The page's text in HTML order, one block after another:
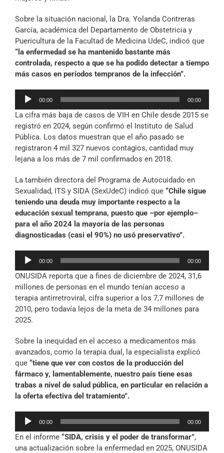
Sobre la situación nacional, la Dra. Yolanda Contreras
García, académica del Departamento de Obstetricia y
Puericultura de la Facultad de Medicina UdeC, indicó que
“la enfermedad se ha mantenido bastante más
controlada, respecto a que se ha podido detectar a tiempo
más casos en periodos tempranos de la infección”.
Reproductor
audio
00:00 00:00
La cifra más baja de casos de VIH en Chile desde 2015 se
registró en 2024, según confirmó el Instituto de Salud
Pública. Los datos muestran que el año pasado se
registraron 4 mil 327 nuevos contagios, cantidad muy
lejana a los más de 7 mil confirmados en 2018.
La también directora del Programa de Autocuidado en
Sexualidad, ITS y SIDA (SexUdeC) indicó que “Chile sigue
teniendo una deuda muy importante respecto a la
educación sexual temprana, puesto que –por ejemplo–
para el año 2024 la mayoría de las personas
diagnosticadas (casi el 90%) no usó preservativo”.
Reproductor
audio
00:00 00:00
ONUSIDA reporta que a fines de diciembre de 2024, 31,6
millones de personas en el mundo tenían acceso a
terapia antirretroviral, cifra superior a los 7,7 millones de
2010, pero todavía lejos de la meta de 34 millones para
2025.
Sobre la inequidad en el acceso a medicamentos más
avanzados, como la terapia dual, la especialista explicó
que “tiene que ver con costos de la producción del
fármaco y, lamentablemente, nuestro país tiene esas
trabas a nivel de salud pública, en particular en relación a
la oferta efectiva del tratamiento”.
Reproductor
audio
00:00 00:00
En el informe “SIDA, crisis y el poder de transformar”,
una actualización sobre la enfermedad en 2025, ONUSIDA